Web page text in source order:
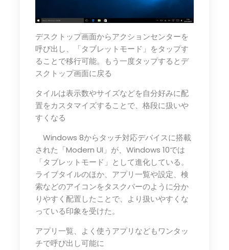
デスクトップ画面からアクションセンターを
呼び出し、「タブレットモード」をタップす
ることで移行可能。もう一度タップするとデ
スクトップ画面に戻る
タイルは表示数やサイズなどを自分好みに配
置をカスタマイズすることで、格段に扱いや
すくなる
Windows 8からタッチ対応デバイスに搭載
された「Modern UI」が、Windows 10では
「タブレットモード」として進化している。
ライブタイルのほか、アプリ一覧や設定、検
索などのアイコンをタスクバーのように分か
りやすく配置したことで、より扱いやすくな
っている印象を受けた。
アプリ一覧、よく使うアプリなどもワンタッ
チで呼び出し可能に